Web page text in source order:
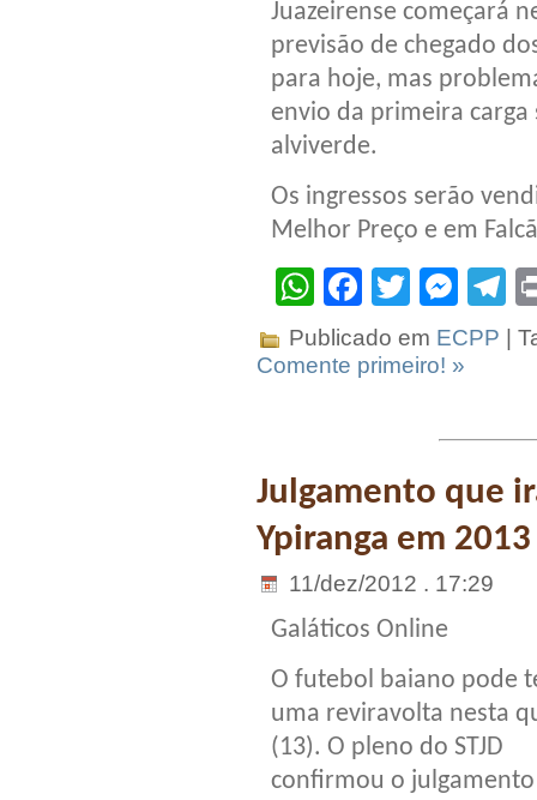
Juazeirense começará
previsão de chegado
para hoje, mas
envio da primeira
alviverde.
Os ingressos serão
Melhor Preço e em
WhatsApp
Facebook
Twitter
Publicado em ECPP |
Comente primeiro! »
Julgamento que
Ypiranga em
11/dez/2012 . 17:29
Galáticos Online
O futebol baiano pode
uma reviravolta nesta
(13). O pleno do STJD
confirmou o julgamento